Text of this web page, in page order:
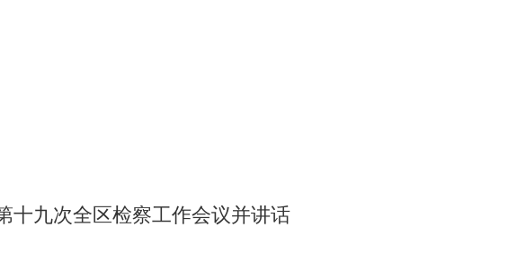
十九次全区检察工作会议并讲话